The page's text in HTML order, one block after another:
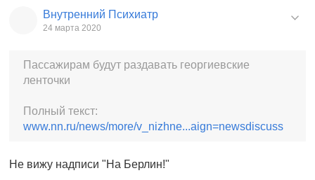
Внутренний Психиатр
24 марта 2020
Пассажирам будут раздавать георгиевские
ленточки
Полный текст:
www.nn.ru/news/more/v_nizhne...aign=newsdiscuss
Не вижу надписи "На Берлин!"